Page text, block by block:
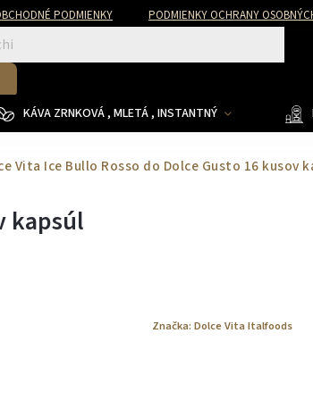
PODMIENKY PODMIENKY OCHRANY
KÁVA ZRNKOVÁ , MLETÁ , INSTANTNÝ
Vita Ice Bullo Rosso do Dolce Gusto 16 kusov
kapsúl
Značka: Dolce Vita Italfoods